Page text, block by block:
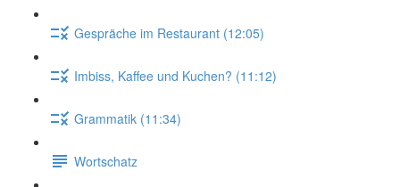
Gespräche im Restaurant (12:05)
Imbiss, Kaffee und Kuchen? (11:12)
Grammatik (11:34)
Wortschatz